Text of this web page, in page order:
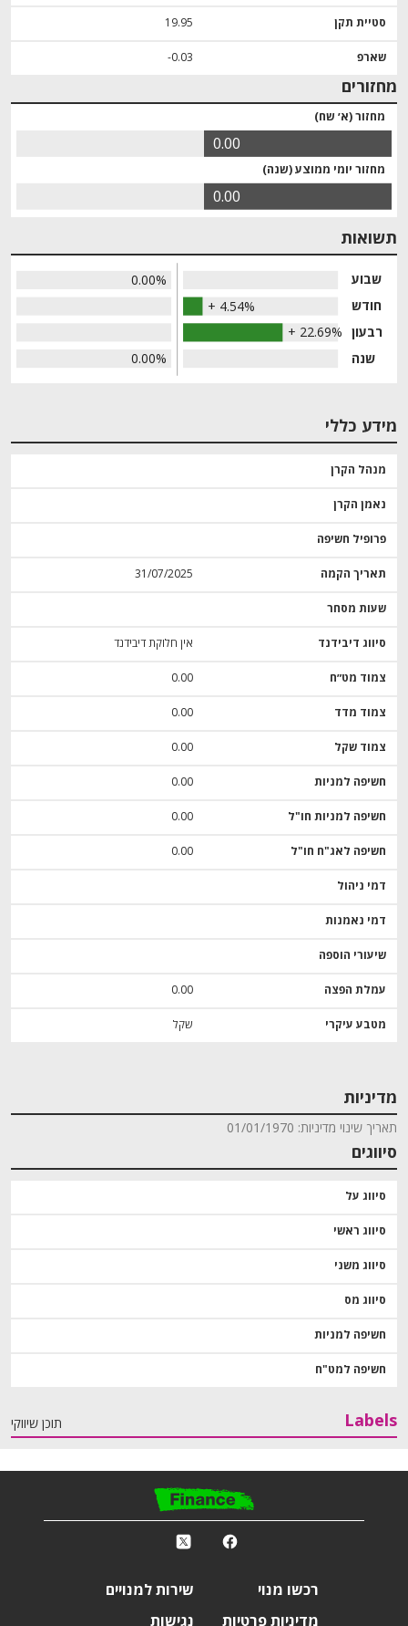
סטיית תקן 19.95
שארפ ‎-0.03
מחזורים
0.00
0.00
מחזור יומי ממוצע (שנה)
מחזור (א׳ שח)
תשואות
0.00%
+ 4.54%
+ 22.69%
0.00% שנה
רבעון
חודש
שבוע
מידע כללי
מנהל הקרן
נאמן הקרן
פרופיל חשיפה
תאריך הקמה 31/07/2025
שעות מסחר
סיווג דיבידנד אין חלוקת דיבידנד
צמוד מט״ח 0.00
צמוד מדד 0.00
צמוד שקל 0.00
חשיפה למניות 0.00
חשיפה למניות חו"ל 0.00
חשיפה לאג"ח חו"ל 0.00
דמי ניהול
דמי נאמנות
שיעורי הוספה
עמלת הפצה 0.00
מטבע עיקרי שקל
מדיניות
תאריך שינוי מדיניות: 01/01/1970
סיווגים
סיווג על
סיווג ראשי
סיווג משני
סיווג מס
חשיפה למניות
חשיפה למט"ח
Labels תוכן שיווקי
רכשו מנוי
מדיניות פרטיות
שירות למנויים
נגישות